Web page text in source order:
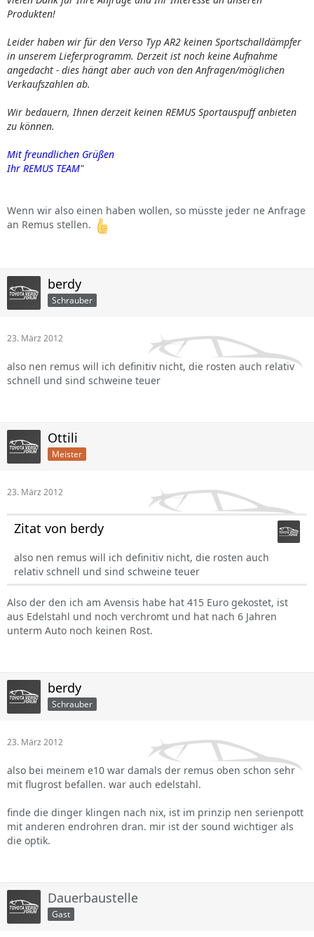
Produkten!
Leider haben wir für den Verso Typ AR2 keinen Sportschalldämpfer
in unserem Lieferprogramm. Derzeit ist noch keine Aufnahme
angedacht - dies hängt aber auch von den Anfragen/möglichen
Verkaufszahlen ab.
Wir bedauern, Ihnen derzeit keinen REMUS Sportauspuff anbieten
zu können.
Mit freundlichen Grüßen
Ihr REMUS TEAM"
Wenn wir also einen haben wollen, so müsste jeder ne Anfrage
an Remus stellen.
berdy
Schrauber
23. März 2012
also nen remus will ich definitiv nicht, die rosten auch relativ
schnell und sind schweine teuer
Ottili
Meister
23. März 2012
Zitat von berdy
also nen remus will ich definitiv nicht, die rosten auch
relativ schnell und sind schweine teuer
Also der den ich am Avensis habe hat 415 Euro gekostet, ist
aus Edelstahl und noch verchromt und hat nach 6 Jahren
unterm Auto noch keinen Rost.
berdy
Schrauber
23. März 2012
also bei meinem e10 war damals der remus oben schon sehr
mit flugrost befallen. war auch edelstahl.
finde die dinger klingen nach nix, ist im prinzip nen serienpott
mit anderen endrohren dran. mir ist der sound wichtiger als
die optik.
Dauerbaustelle
Gast